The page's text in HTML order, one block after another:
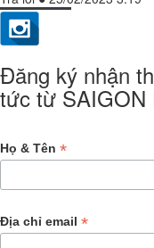
Đăng ký nhận
tức từ SAIGON
Họ & Tên *
Địa chỉ email *